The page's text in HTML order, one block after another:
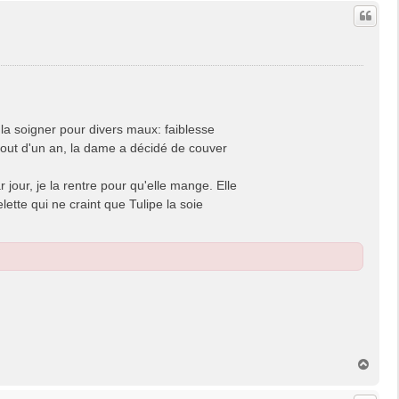
soigner pour divers maux: faiblesse
d'un an, la dame a décidé de couver
jour, je la rentre pour qu'elle mange. Elle
qui ne craint que Tulipe la soie
u